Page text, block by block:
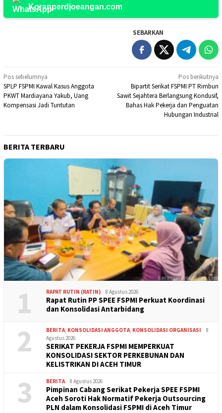
Koranperdjoeangan.com
SEBARKAN
Navigasi
pos
Pos sebelumnya
SPLP FSPMI Kawal Kasus Anggota
PKWT Mardiayana Yakub, Uang
Kompensasi Jadi Tuntutan
Pos berikutnya
Bipartit Serikat FSPMI PT Rimbun
Sawit Sejahtera Berlangsung Kondusif,
Bahas Hak Pekerja dan Penguatan
Hubungan Industrial
BERITA TERBARU
1 RAPAT RUTIN (RATIN) 8 Agustus 2026
Rapat Rutin PP SPEE FSPMI Perkuat Koordinasi
dan Konsolidasi Antarbidang
2 BERITA, KONSOLIDASI ANGGOTA, KONSOLIDASI ORGANISASI
8
Agustus 2026
SERIKAT PEKERJA FSPMI MEMPERKUAT
KONSOLIDASI SEKTOR PERKEBUNAN DAN
KELISTRIKAN DI ACEH TIMUR
3 BERITA 8 Agustus 2026
Pimpinan Cabang Serikat Pekerja SPEE FSPMI
Aceh Soroti Hak Normatif Pekerja Outsourcing
PLN dalam Konsolidasi FSPMI di Aceh Timur